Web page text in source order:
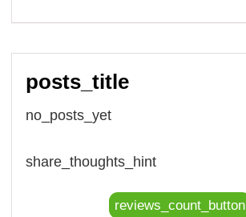
posts_title
no_posts_yet
share_thoughts_hint
reviews_count_button